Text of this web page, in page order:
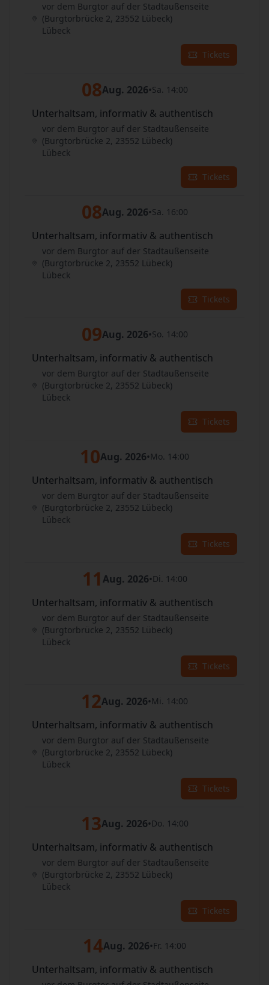
vor dem Burgtor auf der Stadtaußenseite
(Burgtorbrücke 2, 23552 Lübeck)
Lübeck
Tickets
08Aug. 2026•Sa. 14:00
Unterhaltsam, informativ & authentisch
vor dem Burgtor auf der Stadtaußenseite
(Burgtorbrücke 2, 23552 Lübeck)
Lübeck
Tickets
08Aug. 2026•Sa. 16:00
Unterhaltsam, informativ & authentisch
vor dem Burgtor auf der Stadtaußenseite
(Burgtorbrücke 2, 23552 Lübeck)
Lübeck
Tickets
09Aug. 2026•So. 14:00
Unterhaltsam, informativ & authentisch
vor dem Burgtor auf der Stadtaußenseite
(Burgtorbrücke 2, 23552 Lübeck)
Lübeck
Tickets
10Aug. 2026•Mo. 14:00
Unterhaltsam, informativ & authentisch
vor dem Burgtor auf der Stadtaußenseite
(Burgtorbrücke 2, 23552 Lübeck)
Lübeck
Tickets
11 Aug. 2026•Di. 14:00
Unterhaltsam, informativ & authentisch
vor dem Burgtor auf der Stadtaußenseite
(Burgtorbrücke 2, 23552 Lübeck)
Lübeck
Tickets
12Aug. 2026•Mi. 14:00
Unterhaltsam, informativ & authentisch
vor dem Burgtor auf der Stadtaußenseite
(Burgtorbrücke 2, 23552 Lübeck)
Lübeck
Tickets
13Aug. 2026•Do. 14:00
Unterhaltsam, informativ & authentisch
vor dem Burgtor auf der Stadtaußenseite
(Burgtorbrücke 2, 23552 Lübeck)
Lübeck
Tickets
14Aug. 2026•Fr. 14:00
Unterhaltsam, informativ & authentisch